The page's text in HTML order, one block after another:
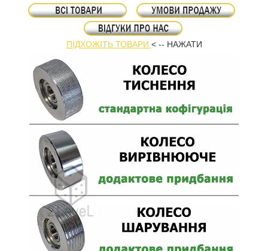
ПІДХОЖІТЬ ТОВАРИ < -- НАЖАТИ